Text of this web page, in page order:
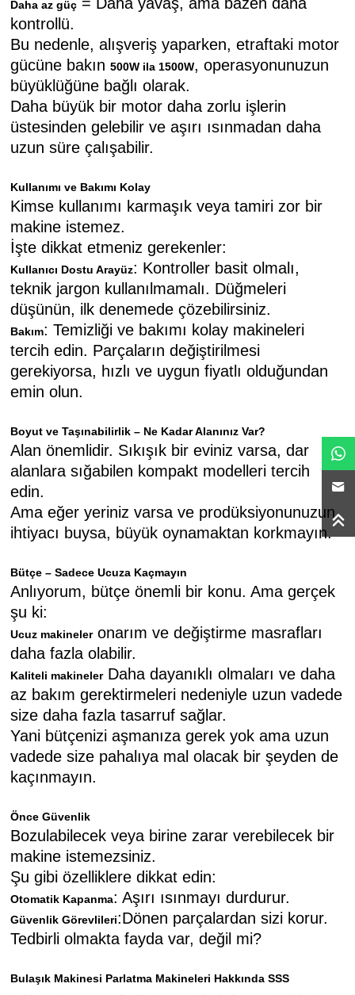
Daha az güç
kontrollü.
Bu nedenle, alışveriş yaparken, etraftaki motor
gücüne bakın500W ila 1500W, operasyonunuzun
büyüklüğüne bağlı olarak.
Daha büyük bir motor daha zorlu işlerin
üstesinden gelebilir ve aşırı ısınmadan daha
uzun süre çalışabilir.
Kullanımı ve Bakımı Kolay
Kimse kullanımı karmaşık veya tamiri zor bir
makine istemez.
İşte dikkat etmeniz gerekenler:
Kullanıcı Dostu Arayüz: Kontroller basit olmalı,
teknik jargon kullanılmamalı. Düğmeleri
düşünün, ilk denemede çözebilirsiniz.
Bakım: Temizliği ve bakımı kolay makineleri
tercih edin. Parçaların değiştirilmesi
gerekiyorsa, hızlı ve uygun fiyatlı olduğundan
emin olun.
Boyut ve Taşınabilirlik – Ne Kadar Alanınız Var?
Alan önemlidir. Sıkışık bir eviniz varsa, dar
alanlara sığabilen kompakt modelleri tercih
edin.
Ama eğer yeriniz varsa ve prodüksiyonunuzun
ihtiyacı buysa, büyük oynamaktan korkmayın.
Bütçe – Sadece Ucuza Kaçmayın
Anlıyorum, bütçe önemli bir konu. Ama gerçek
şu ki:
Ucuz makineleronarım ve değiştirme masrafları
daha fazla olabilir.
Kaliteli makinelerDaha dayanıklı olmaları ve daha
az bakım gerektirmeleri nedeniyle uzun vadede
size daha fazla tasarruf sağlar.
Yani bütçenizi aşmanıza gerek yok ama uzun
vadede size pahalıya mal olacak bir şeyden de
kaçınmayın.
Önce Güvenlik
Bozulabilecek veya birine zarar verebilecek bir
makine istemezsiniz.
Şu gibi özelliklere dikkat edin:
Otomatik Kapanma: Aşırı ısınmayı durdurur.
Güvenlik Görevlileri:Dönen parçalardan sizi korur.
Tedbirli olmakta fayda var, değil mi?
Bulaşık Makinesi Parlatma Makineleri Hakkında SSS